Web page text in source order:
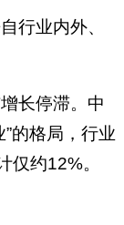
行业内外、
长停滞。中
的格局，行业
仅约12%。